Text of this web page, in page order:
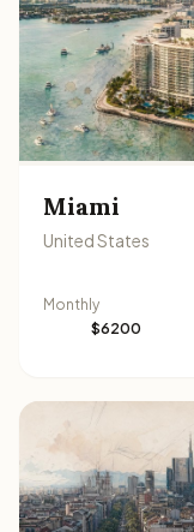
Miami
United States
Monthly
$6200